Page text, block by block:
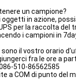
un campione?
oggetti in azione,
per la raccolta
i campioni in
sono il vostro orario
fra le ore a
510-86562585
a COM di punto del